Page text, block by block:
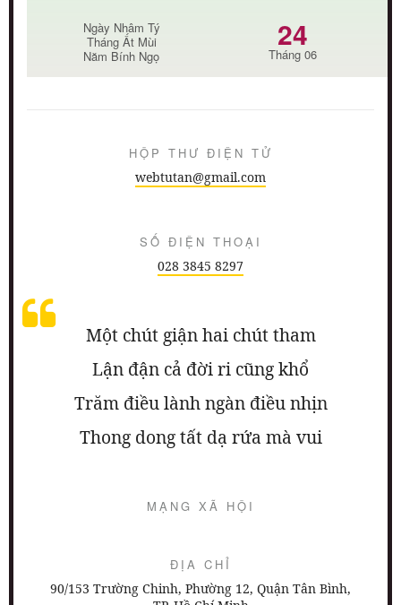
Ngày Nhâm Tý
Tháng Ất Mùi
Năm Bính Ngọ
24
Tháng 06
HỘP THƯ ĐIỆN TỬ
webtutan@gmail.com
SỐ ĐIỆN THOẠI
028 3845 8297
Một chút giận hai chút tham
Lận đận cả đời ri cũng khổ
Trăm điều lành ngàn điều nhịn
Thong dong tất dạ rứa mà vui
MẠNG XÃ HỘI
ĐỊA CHỈ
90/153 Trường Chinh, Phường 12, Quận Tân Bình,